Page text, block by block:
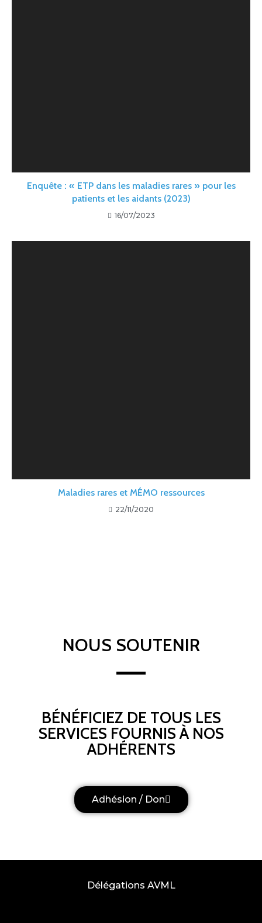
Enquête : « ETP dans les maladies rares » pour les
patients et les aidants (2023)
16/07/2023
Maladies rares et MÉMO ressources​
22/11/2020
NOUS SOUTENIR
BÉNÉFICIEZ DE TOUS LES
SERVICES FOURNIS À NOS
ADHÉRENTS
Adhésion / Don
Délégations AVML